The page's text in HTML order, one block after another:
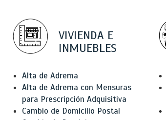
VIVIENDA E
INMUEBLES
Alta de Adrema
Alta de Adrema con Mensuras
para Prescripción Adquisitiva
Cambio de Domicilio Postal